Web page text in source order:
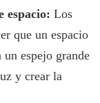
espacio: Los
que un espacio
un espejo grande
y crear la